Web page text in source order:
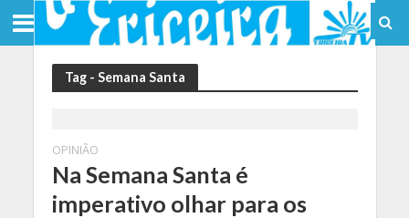
Tag - Semana Santa
OPINIÃO
Na Semana Santa é
imperativo olhar para os